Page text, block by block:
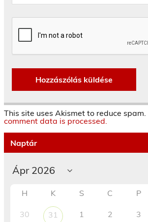
This site uses Akismet to reduce spam.
comment data is processed.
Naptár
H K S C P
30 31 1 2 3